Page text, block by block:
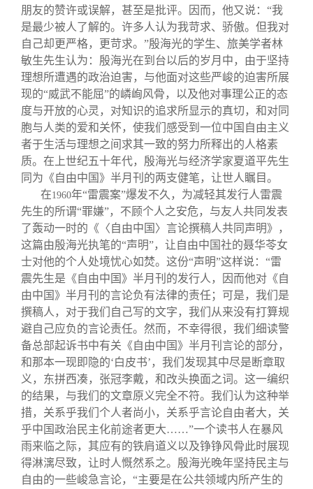
理事会名单
制度法规
联系我们
朋友的赞许或误解，甚至是批评。因而，他又说：“我
是最少被人了解的。许多人认为我苛求、骄傲。但我对
自己却更严格，更苛求。”殷海光的学生、旅美学者林
敏生先生认为：殷海光在到台以后的岁月中，由于坚持
理想所遭遇的政治迫害，与他面对这些严峻的迫害所展
现的“威武不能屈”的嶙峋风骨，以及他对事理公正的态
度与开放的心灵，对知识的追求所显示的真切，和对同
胞与人类的爱和关怀，使我们感受到一位中国自由主义
者于生活与理想之间求其一致的努力所释出的人格素
质。在上世纪五十年代，殷海光与经济学家夏道平先生
同为《自由中国》半月刊的两支健笔，让世人瞩目。
在1960年“雷震案”爆发不久，为减轻其发行人雷震
先生的所谓“罪嫌”，不顾个人之安危，与友人共同发表
了轰动一时的《〈自由中国〉言论撰稿人共同声明》，
这篇由殷海光执笔的“声明”，让自由中国社的聂华苓女
士对他的个人处境忧心如焚。这份“声明”这样说：“雷
震先生是《自由中国》半月刊的发行人，因而他对《自
由中国》半月刊的言论负有法律的责任；可是，我们是
撰稿人，对于我们自己写的文字，我们从来没有打算规
避自己应负的言论责任。然而，不幸得很，我们细读警
备总部起诉书中有关《自由中国》半月刊言论的部分，
和那本一现即隐的‘白皮书’，我们发现其中尽是断章取
义，东拼西凑，张冠李戴，和改头换面之词。这一编织
的结果，与我们的文章原义完全不符。我们认为这种举
措，关系乎我们个人者尚小，关系乎言论自由者大，关
乎中国政治民主化前途者更大……”一个读书人在暴风
雨来临之际，其应有的铁肩道义以及铮铮风骨此时展现
得淋漓尽致，让时人慨然系之。殷海光晚年坚持民主与
自由的一些峻急言论，“主要是在公共领域内所产生的